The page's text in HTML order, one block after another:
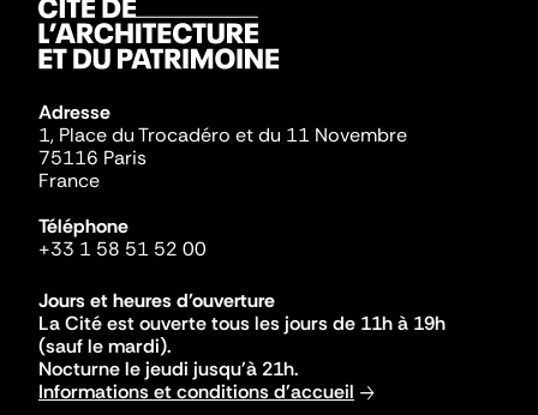
Adresse
1, Place du Trocadéro et du 11 Novembre
75116 Paris
France
Téléphone
+33 1 58 51 52 00
Jours et heures d'ouverture
La Cité est ouverte tous les jours de 11h à 19h
(sauf le mardi).
Nocturne le jeudi jusqu'à 21h.
Informations et conditions d'accueil